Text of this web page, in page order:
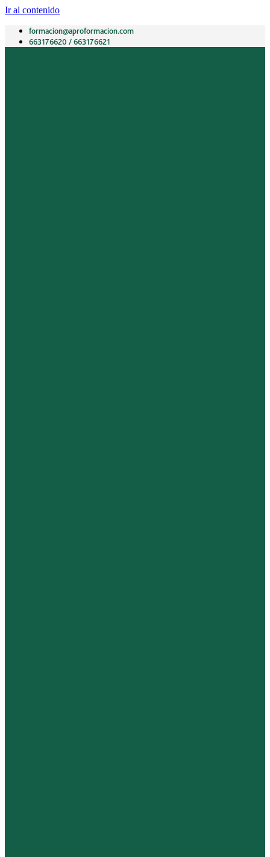
Ir al contenido
formacion@aproformacion.com
663176620 / 663176621